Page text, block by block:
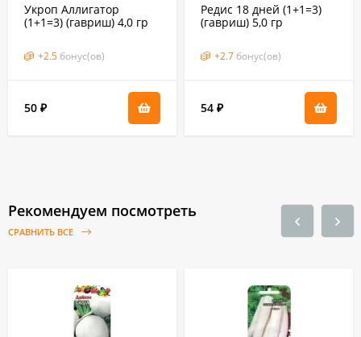
Укроп Аллигатор
(1+1=3) (гавриш) 4,0 гр
+2.5 бонус(ов)
50 ₽
Редис 18 дней (1+1=3)
(гавриш) 5,0 гр
+2.7 бонус(ов)
54 ₽
Рекомендуем посмотреть
СРАВНИТЬ ВСЕ